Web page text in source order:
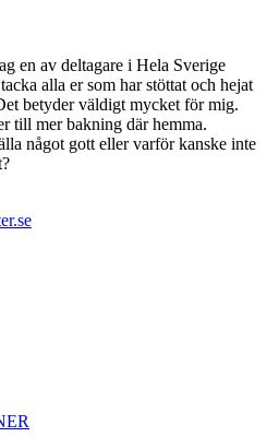
en av deltagare i Hela Sverige
alla er som har stöttat och hejat
betyder väldigt mycket för mig.
till mer bakning där hemma.
något gott eller varför kanske inte